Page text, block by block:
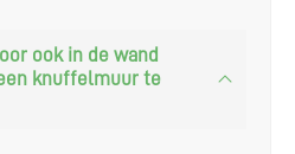
ook in de wand
knuffelmuur te